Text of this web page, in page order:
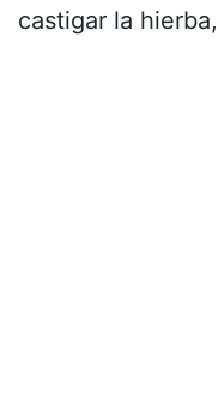
castigar la